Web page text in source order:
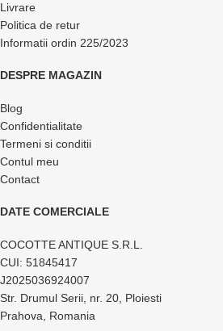
Livrare
Politica de retur
Informatii ordin 225/2023
DESPRE MAGAZIN
Blog
Confidentialitate
Termeni si conditii
Contul meu
Contact
DATE COMERCIALE
COCOTTE ANTIQUE S.R.L.
CUI: 51845417
J2025036924007
Str. Drumul Serii, nr. 20, Ploiesti
Prahova, Romania